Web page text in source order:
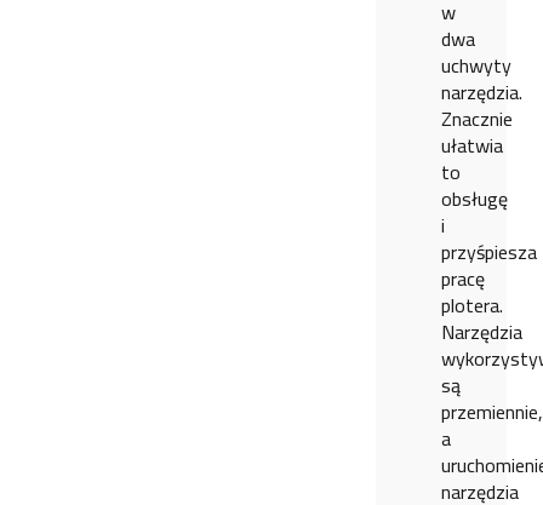
w
dwa
uchwyty
narzędzia.
Znacznie
ułatwia
to
obsługę
i
przyśpiesza
pracę
plotera.
Narzędzia
są
przemiennie,
a
narzędzia